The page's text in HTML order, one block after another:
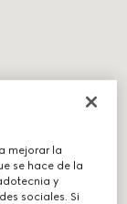
mejorar la
se hace de la
y
sociales. Si